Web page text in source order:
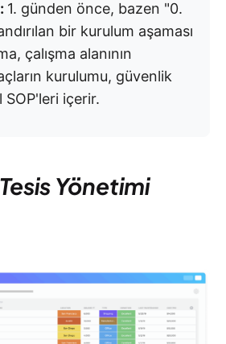
1. günden önce, bazen "0.
bir kurulum aşaması
çalışma alanının
kurulumu, güvenlik
içerir.
Yönetimi